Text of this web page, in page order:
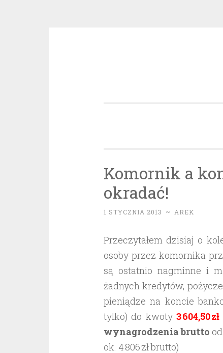
Komornik a
okradać!
1 STYCZNIA 2013 ~ AREK
Przeczytałem dzisiaj o
osoby przez komornika
są ostatnio nagminne i
żadnych kredytów,
pieniądze na koncie
tylko) do kwoty3 604,50 zł
wynagrodzenia brutto
ok. 4 806 zł brutto)